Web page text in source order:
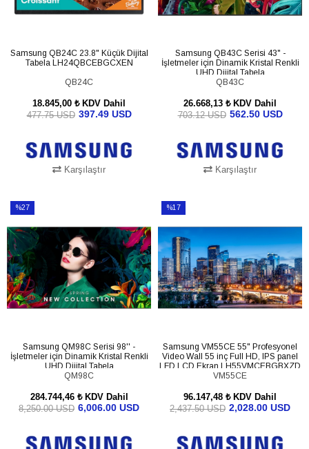
Samsung QB24C 23.8" Küçük Dijital
Tabela LH24QBCEBGCXEN
QB24C
18.845,00 ₺ KDV Dahil
397.49 USD
477.75 USD
Karşılaştır
Samsung QB43C Serisi 43" -
İşletmeler için Dinamik Kristal Renkli
UHD Dijital Tabela
LH43QBCEBGCXTK
QB43C
26.668,13 ₺ KDV Dahil
562.50 USD
703.12 USD
Karşılaştır
%27
%27İndirim
Samsung QM98C Serisi 98'' -
İşletmeler için Dinamik Kristal Renkli
UHD Dijital Tabela
LH98QMCEBGCXEN
QM98C
284.744,46 ₺ KDV Dahil
6,006.00 USD
8,250.00 USD
%17
%17İndirim
Samsung VM55CE 55" Profesyonel
Video Wall 55 inç Full HD, IPS panel
LFD LCD Ekran LH55VMCEBGBXZD
VM55CE
96.147,48 ₺ KDV Dahil
2,028.00 USD
2,437.50 USD